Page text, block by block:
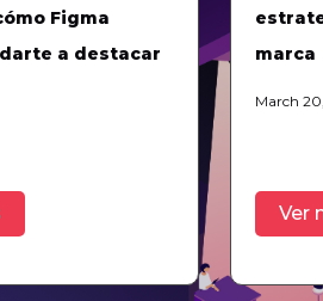
Figma
a destacar
marca
March
Ver